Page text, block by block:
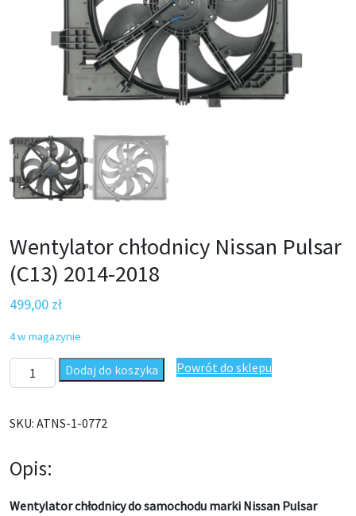
Wentylator chłodnicy Nissan Pulsar
(C13) 2014-2018
499,00 zł
4 w magazynie
ilość Wentylator chłodnicy Nissan Pulsar (C13) 2014-2018
Dodaj do koszyka Powrót do sklepu
SKU: ATNS-1-0772
Opis:
Wentylator chłodnicy do samochodu marki Nissan Pulsar